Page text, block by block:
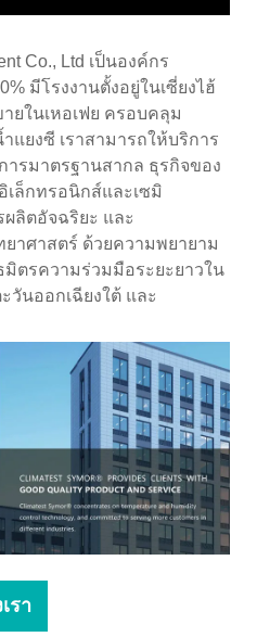
Co., Ltd เป็นองค์กร
มีโรงงานตั้งอยู่ในเซี่ยงไฮ้
ยในเหอเฟย ครอบคลุม
ยงซี เราสามารถให้บริการ
รมาตรฐานสากล ธุรกิจของ
ล็กทรอนิกส์และเซมิ
ลิตอัจฉริยะ และ
าศาสตร์ ด้วยความพยายาม
มิตรความร่วมมือระยะยาวใน
วันออกเฉียงใต้ และ
รา